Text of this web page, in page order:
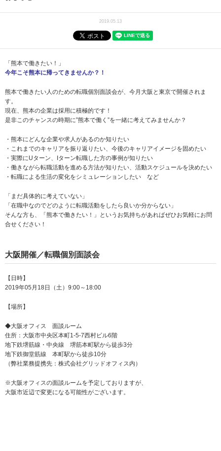
2019.05.13
「熊本で働きたい！」
今年こそ熊本に帰ってきませんか？！
熊本で働きたい人のための転職個別面談会が、今月大阪と東京で開催されま
す。
現在、熊本の企業は採用に積極的です！
是非このチャンスの時期に”熊本で働く”を一緒に考えてみませんか？
・熊本にどんな企業や求人があるのか知りたい
・これまでのキャリアを振り返りたい、今後のキャリアイメージを固めたい
・実際にUターン、Iターン転職した方の事例が知りたい
・働きながら転職活動を進める方法が知りたい、活動スケジュールを決めたい
・転職による生活の変化をシミュレーションしたい など
「まだ具体的に考えていない」
「在職中なのでどのように転職活動をしたら良いか分からない」
そんな方も、「熊本で働きたい！」というお気持ちがあればぜひお気軽にお問
合せください！
大阪開催／転職個別面談会
【日時】
2019年05月18日（土）9:00～18:00
【場所】
◆大阪オフィス 面談ルーム
住所：大阪市中央区本町1-5-7西村ビル6階
地下鉄堺筋線・中央線 堺筋本町駅から徒歩3分
地下鉄御堂筋線 本町駅から徒歩10分
（弊社業務提携先：株式会社グリッドオフィス内）
※大阪オフィスの面談ルームを予定しておりますが、
大阪市近辺で変更になる可能性がございます。